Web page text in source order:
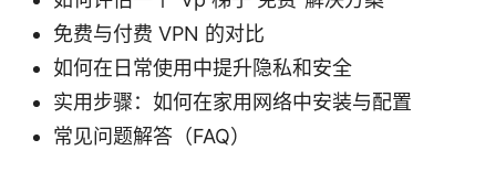
免费与付费 VPN 的对比
如何在日常使用中提升隐私和安全
实用步骤：如何在家用网络中安装与配置
常见问题解答（FAQ）